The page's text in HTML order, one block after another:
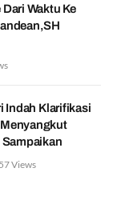
Waktu Ke
Indah Klarifikasi
Views